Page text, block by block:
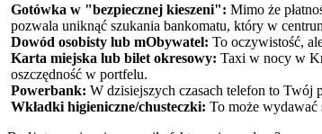
Gotówka w "bezpiecznej kieszeni": Mimo że
pozwala uniknąć szukania bankomatu, który w
Dowód osobisty lub mObywatel: To oczywistość,
Karta miejska lub bilet okresowy: Taxi w nocy w
oszczędność w portfelu.
Powerbank: W dzisiejszych czasach telefon to Twój
Wkładki higieniczne/chusteczki: To może wydawać